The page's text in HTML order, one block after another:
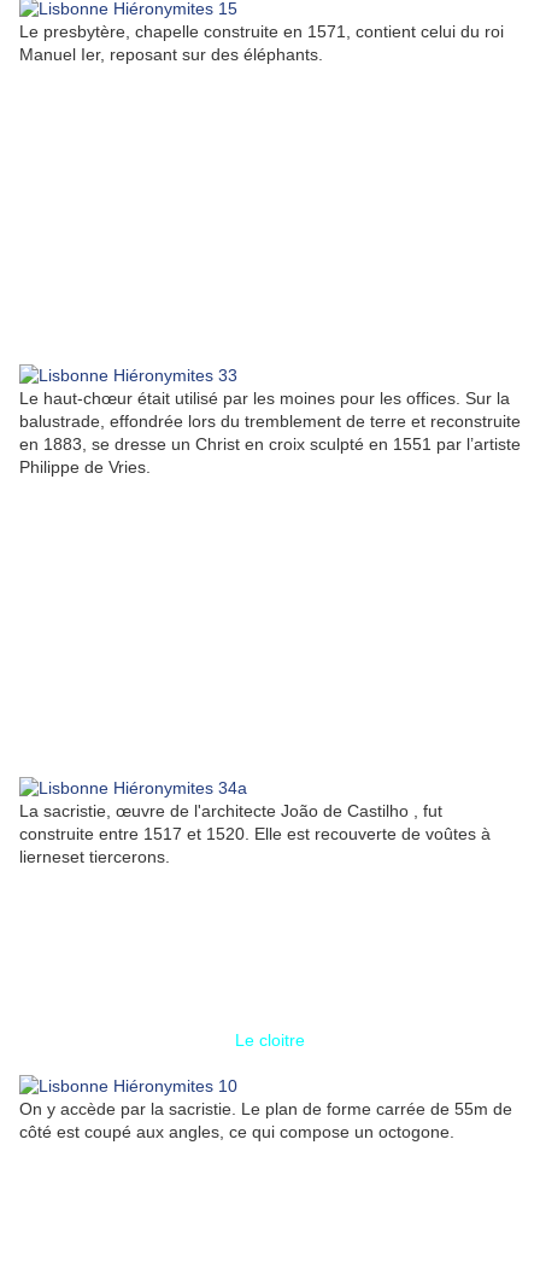
Le presbytère, chapelle construite en 1571, contient celui du roi
Manuel Ier, reposant sur des éléphants.
Le haut-chœur était utilisé par les moines pour les offices. Sur la
balustrade, effondrée lors du tremblement de terre et reconstruite
en 1883, se dresse un Christ en croix sculpté en 1551 par l’artiste
Philippe de Vries.
La sacristie, œuvre de l'architecte João de Castilho , fut
construite entre 1517 et 1520. Elle est recouverte de voûtes à
lierneset tiercerons.
Le cloitre
On y accède par la sacristie. Le plan de forme carrée de 55m de
côté est coupé aux angles, ce qui compose un octogone.